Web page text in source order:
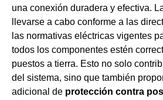
una conexión duradera y efectiva.
llevarse a cabo conforme a las
las normativas eléctricas vigentes
todos los componentes estén
puestos a tierra. Esto no solo
del sistema, sino que también
adicional de protección contra